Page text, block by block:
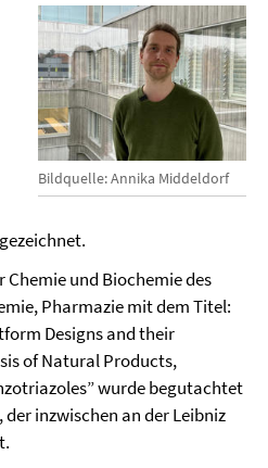
Bildquelle: Annika Middeldorf
und Biochemie des
Pharmazie mit dem Titel:
Designs and their
of Natural Products,
wurde begutachtet
inzwischen an der Leibniz